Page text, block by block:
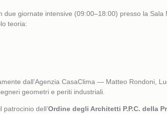
due giornate intensive (09:00–18:00) presso la
teoria:
dall’Agenzia CasaClima — Matteo Rondoni,
geometri e periti industriali.
dell’Ordine degli Architetti P.P.C. della